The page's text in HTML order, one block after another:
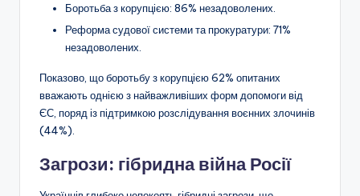
Боротьба з корупцією: 86% незадоволених.
Реформа судової системи та прокуратури: 71%
незадоволених.
Показово, що боротьбу з корупцією 62% опитаних
вважають однією з найважливіших форм допомоги від
ЄС, поряд із підтримкою розслідування воєнних злочинів
(44%).
Загрози: гібридна війна Росії